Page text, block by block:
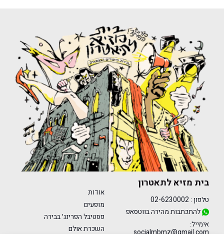
בית מזיא לתאטרון
טלפון : 02-6230002
להתכתבות מהירה בווטסאפ
אימייל:
אודות
מופעים
פסטיבל הפרינג׳ בבירה
השכרת אולם